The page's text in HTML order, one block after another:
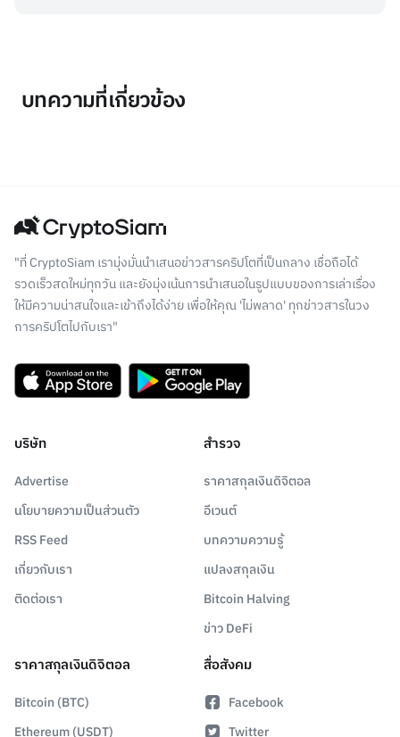
บทความที่เกี่ยวข้อง
"ที่ CryptoSiam เรามุ่งมั่นนำเสนอข่าวสารคริปโตที่เป็นกลาง เชื่อถือได้
รวดเร็วสดใหม่ทุกวัน และยังมุ่งเน้นการนำเสนอในรูปแบบของการเล่าเรื่อง
ให้มีความน่าสนใจและเข้าถึงได้ง่าย เพื่อให้คุณ 'ไม่พลาด' ทุกข่าวสารในวง
การคริปโตไปกับเรา"
บริษัท
Advertise
นโยบายความเป็นส่วนตัว
RSS Feed
เกี่ยวกับเรา
ติดต่อเรา
สำรวจ
ราคาสกุลเงินดิจิตอล
อีเวนต์
บทความความรู้
แปลงสกุลเงิน
Bitcoin Halving
ข่าว DeFi
ราคาสกุลเงินดิจิตอล
Bitcoin (BTC)
Ethereum (USDT)
สื่อสังคม
Facebook
Twitter